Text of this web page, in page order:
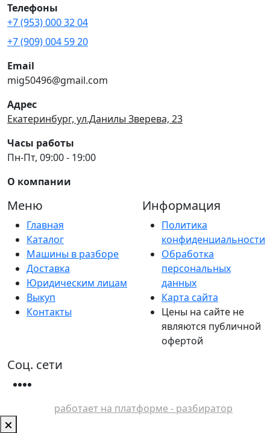
Телефоны
+7 (953) 000 32 04
+7 (909) 004 59 20
Email
mig50496@gmail.com
Адрес
Екатеринбург, ул.Данилы Зверева, 23
Часы работы
Пн-Пт, 09:00 - 19:00
О компании
Меню
Главная
Каталог
Машины в разборе
Доставка
Юридическим лицам
Выкуп
Контакты
Информация
Политика
конфиденциальности
Обработка
персональных
данных
Карта сайта
Цены на сайте не
являются публичной
офертой
Соц. сети
работает на платформе - разбиратор